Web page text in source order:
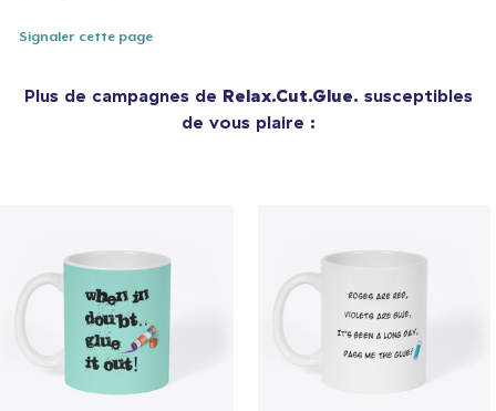
Signaler cette page
Plus de campagnes de Relax.Cut.Glue. susceptibles
de vous plaire :